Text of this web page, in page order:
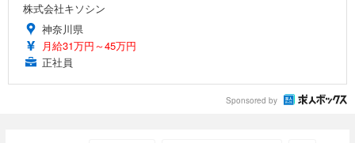
株式会社キソシン
神奈川県
月給31万円～45万円
正社員
Sponsored by